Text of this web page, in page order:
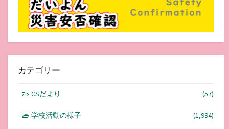
カテゴリー
CSだより (57)
学校活動の様子 (1,994)